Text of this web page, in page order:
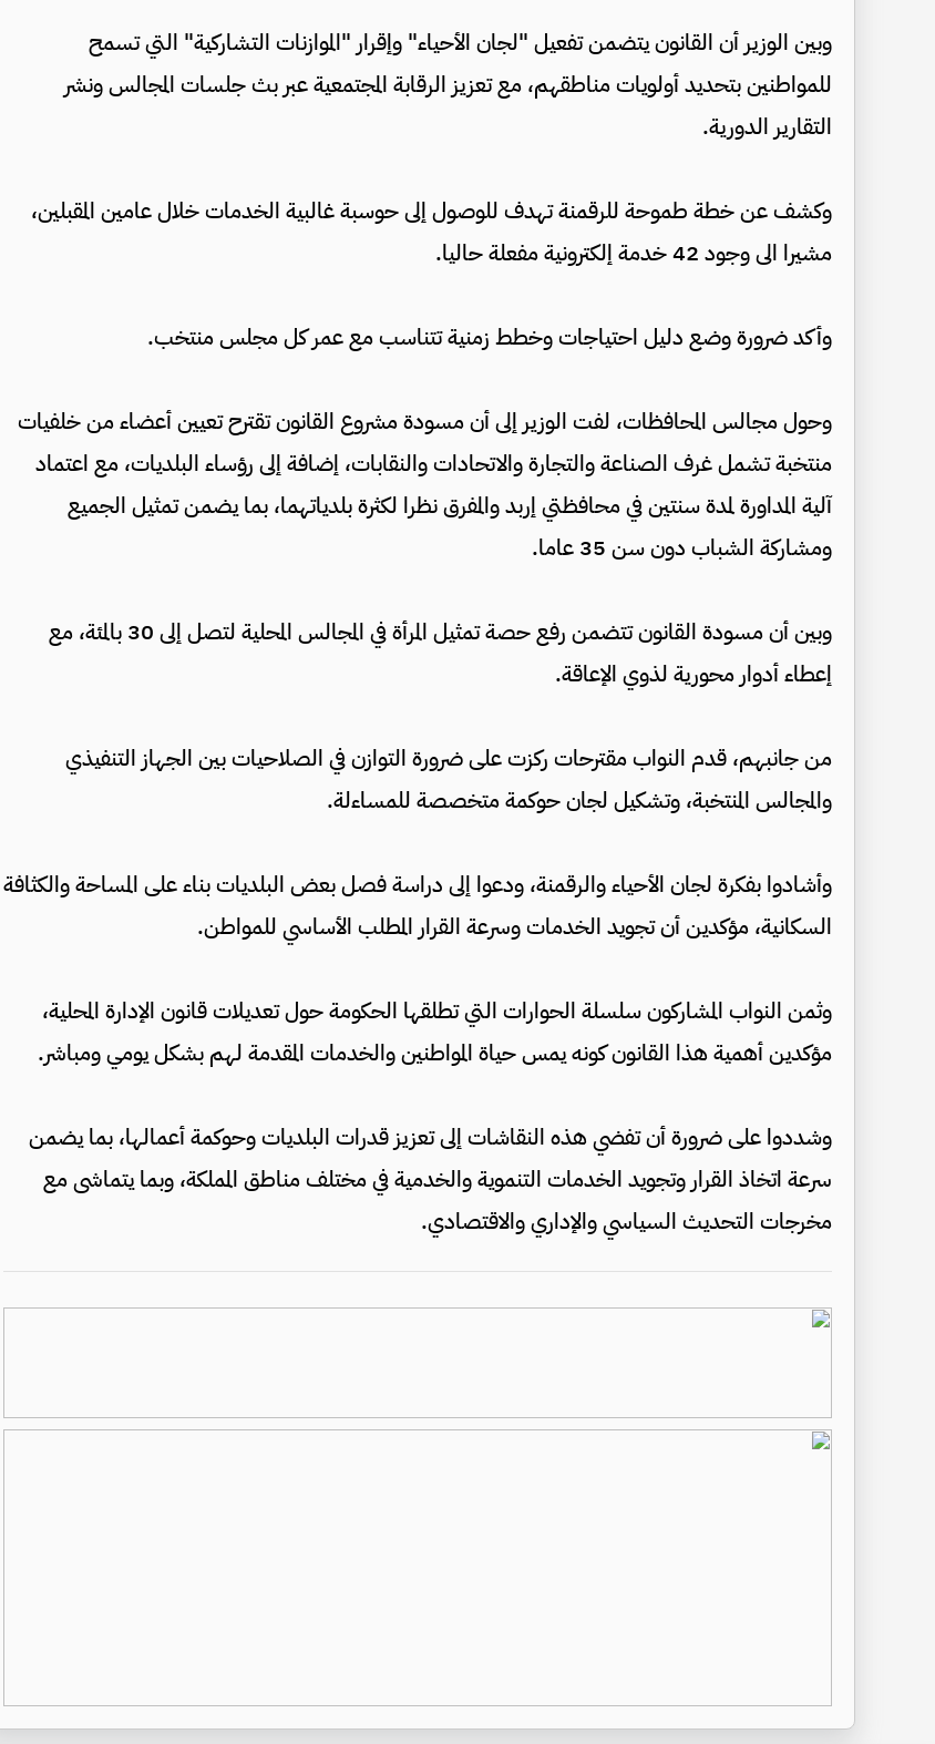
​وبين الوزير أن القانون يتضمن تفعيل "لجان الأحياء" وإقرار "الموازنات التشاركية" التي تسمح
للمواطنين بتحديد أولويات مناطقهم، مع تعزيز الرقابة المجتمعية عبر بث جلسات المجالس ونشر
التقارير الدورية.
وكشف عن خطة طموحة للرقمنة تهدف للوصول إلى حوسبة غالبية الخدمات خلال عامين المقبلين،
مشيرا الى وجود 42 خدمة إلكترونية مفعلة حاليا.
وأكد ضرورة وضع دليل احتياجات وخطط زمنية تتناسب مع عمر كل مجلس منتخب.
​وحول مجالس المحافظات، لفت الوزير إلى أن مسودة مشروع القانون تقترح تعيين أعضاء من خلفيات
منتخبة تشمل غرف الصناعة والتجارة والاتحادات والنقابات، إضافة إلى رؤساء البلديات، مع اعتماد
آلية المداورة لمدة سنتين في محافظتي إربد والمفرق نظرا لكثرة بلدياتهما، بما يضمن تمثيل الجميع
ومشاركة الشباب دون سن 35 عاما.
وبين أن مسودة القانون تتضمن رفع حصة تمثيل المرأة في المجالس المحلية لتصل إلى 30 بالمئة، مع
إعطاء أدوار محورية لذوي الإعاقة.
​من جانبهم، قدم النواب مقترحات ركزت على ضرورة التوازن في الصلاحيات بين الجهاز التنفيذي
والمجالس المنتخبة، وتشكيل لجان حوكمة متخصصة للمساءلة.
وأشادوا بفكرة لجان الأحياء والرقمنة، ودعوا إلى دراسة فصل بعض البلديات بناء على المساحة والكثافة
السكانية، مؤكدين أن تجويد الخدمات وسرعة القرار المطلب الأساسي للمواطن.
وثمن النواب المشاركون سلسلة الحوارات التي تطلقها الحكومة حول تعديلات قانون الإدارة المحلية،
مؤكدين أهمية هذا القانون كونه يمس حياة المواطنين والخدمات المقدمة لهم بشكل يومي ومباشر.
وشددوا على ضرورة أن تفضي هذه النقاشات إلى تعزيز قدرات البلديات وحوكمة أعمالها، بما يضمن
سرعة اتخاذ القرار وتجويد الخدمات التنموية والخدمية في مختلف مناطق المملكة، وبما يتماشى مع
مخرجات التحديث السياسي والإداري والاقتصادي.